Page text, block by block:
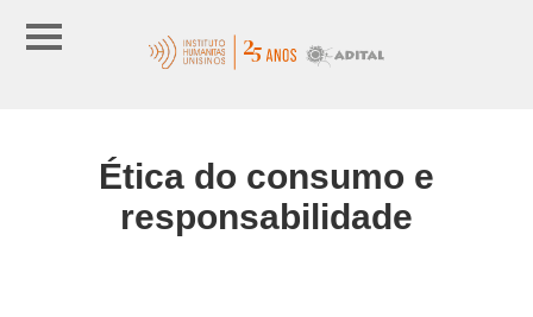
Ética do consumo e
responsabilidade